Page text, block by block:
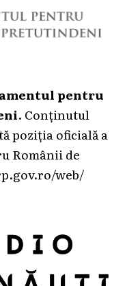
pentru
. Conținutul
poziția oficială a
Românii de
web/